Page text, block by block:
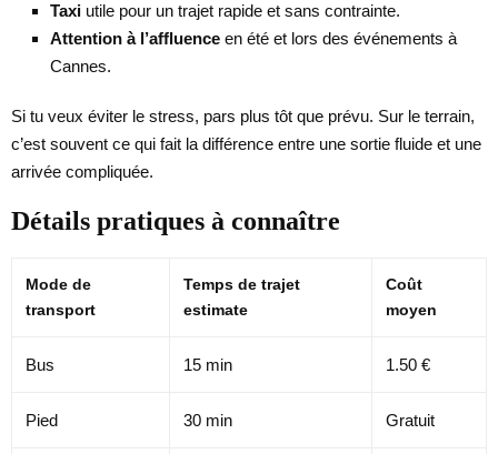
Taxi utile pour un trajet rapide et sans contrainte.
Attention à l’affluence en été et lors des événements à
Cannes.
Si tu veux éviter le stress, pars plus tôt que prévu. Sur le terrain,
c’est souvent ce qui fait la différence entre une sortie fluide et une
arrivée compliquée.
Détails pratiques à connaître
Mode de
transport
Temps de trajet
estimate
Coût
moyen
Bus 15 min 1.50 €
Pied 30 min Gratuit